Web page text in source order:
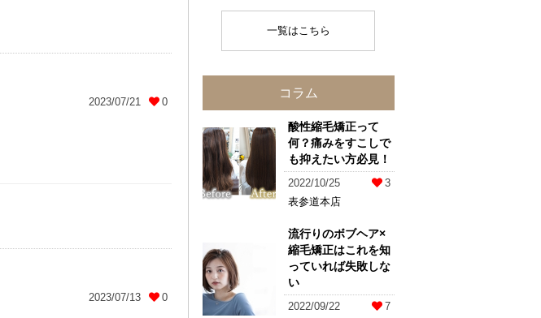
2023/07/21 0
2023/07/13 0
一覧はこちら
コラム
酸性縮毛矯正って
何？痛みをすこしで
も抑えたい方必見！
2022/10/25
3
表参道本店
流行りのボブヘア×
縮毛矯正はこれを知
っていれば失敗しな
い
2022/09/22
7